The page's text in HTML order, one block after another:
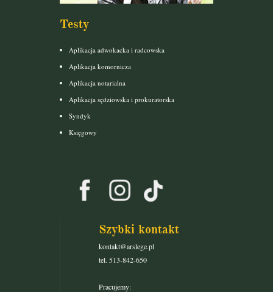
Testy
Aplikacja adwokacka i radcowska
Aplikacja komornicza
Aplikacja notarialna
Aplikacja sędziowska i prokuratorska
Syndyk
Księgowy
Szybki kontakt
kontakt@arslege.pl
tel. 513-842-650
Pracujemy: